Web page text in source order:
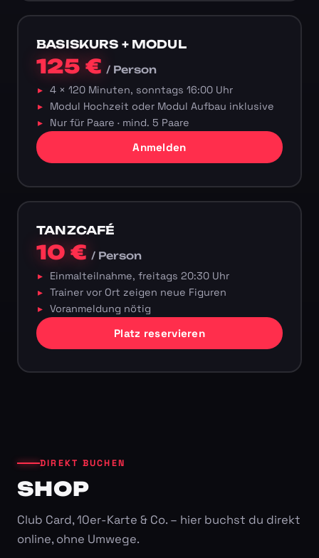
BASISKURS + MODUL
125 €/ Person
4 × 120 Minuten, sonntags 16:00 Uhr
Modul Hochzeit oder Modul Aufbau inklusive
Nur für Paare · mind. 5 Paare
Anmelden
TANZCAFÉ
10 €/ Person
Einmalteilnahme, freitags 20:30 Uhr
Trainer vor Ort zeigen neue Figuren
Voranmeldung nötig
Platz reservieren
DIREKT BUCHEN
SHOP
Club Card, 10er-Karte & Co. – hier buchst du direkt
online, ohne Umwege.